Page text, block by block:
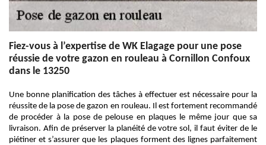
Fiez-vous à l’expertise de WK Elagage pour une pose
réussie de votre gazon en rouleau à Cornillon Confoux
dans le 13250
Une bonne planification des tâches à effectuer est nécessaire pour la
réussite de la pose de gazon en rouleau. Il est fortement recommandé
de procéder à la pose de pelouse en plaques le même jour que sa
livraison. Afin de préserver la planéité de votre sol, il faut éviter de le
piétiner et s’assurer que les plaques forment des lignes parfaitement